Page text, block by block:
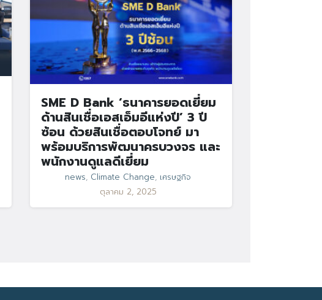
SME D Bank ‘ธนาคารยอดเยี่ยม
ด้านสินเชื่อเอสเอ็มอีแห่งปี’ 3 ปี
ซ้อน ด้วยสินเชื่อตอบโจทย์ มา
พร้อมบริการพัฒนาครบวงจร และ
พนักงานดูแลดีเยี่ยม
news, Climate Change, เศรษฐกิจ
ตุลาคม 2, 2025